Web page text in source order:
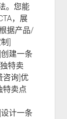
。您能
，展
据产品/
]
建一条
特卖
咨询]优
特卖点
计一条